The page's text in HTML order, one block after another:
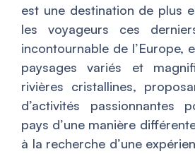
est une destination de plus
les voyageurs ces
incontournable de l’Europe,
paysages variés et
rivières cristallines,
d’activités passionnantes
pays d’une manière
à la recherche d’une